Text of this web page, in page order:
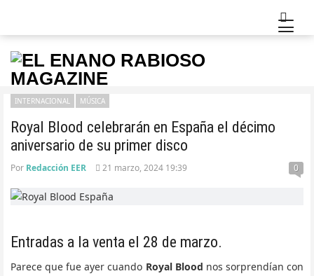
Royal Blood celebrarán en España el décimo
aniversario de su primer disco
INTERNACIONAL MÚSICA
Por Redacción EER 21 marzo, 2024 19:39 0
Entradas a la venta el 28 de marzo.
Parece que fue ayer cuando Royal Blood nos sorprendían con